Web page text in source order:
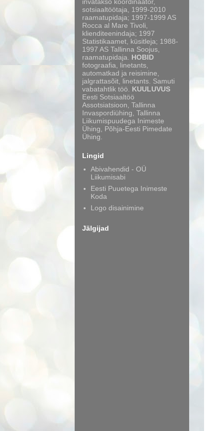
sotsiaaltöötaja, 1999-2010
raamatupidaja; 1997-1999 AS
Rocca al Mare Tivoli,
klienditeenindaja; 1997
Statistikaamet, küsitleja; 1988-
1997 AS Tallinna Soojus,
raamatupidaja. HOBID
fotograafia, linetants,
automatkad ja reisimine,
jalgrattasõit, linetants. Samuti
vabatahtlik töö. KUULUVUS
Eesti Sotsiaaltöö
Assotsiatsioon, Tallinna
Invaspordiühing, Tallinna
Liikumispuudega Inimeste
Ühing, Põhja-Eesti Pimedate
Ühing.
Lingid
Abivahendid - OÜ
Liikumisabi
Eesti Puuetega Inimeste
Koda
Logo disainimine
Jälgijad